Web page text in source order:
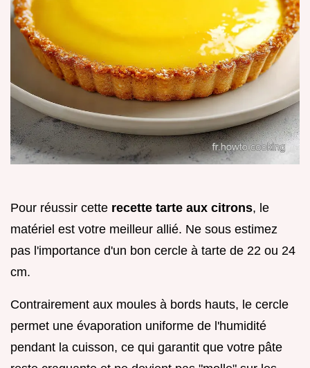
Pour réussir cette recette tarte aux citrons, le
matériel est votre meilleur allié. Ne sous estimez
pas l'importance d'un bon cercle à tarte de 22 ou 24
cm.
Contrairement aux moules à bords hauts, le cercle
permet une évaporation uniforme de l'humidité
pendant la cuisson, ce qui garantit que votre pâte